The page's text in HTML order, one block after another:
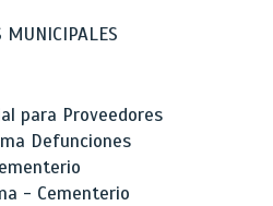
MUNICIPALES
para Proveedores
Defunciones
- Cementerio